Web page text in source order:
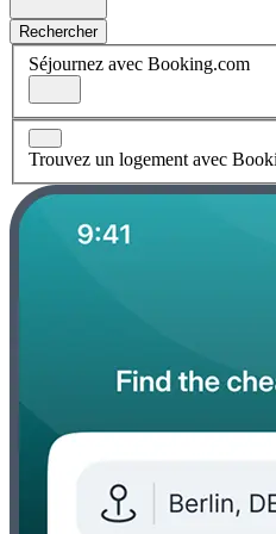
Rechercher
Séjournez avec Booking.com
Trouvez un logement avec